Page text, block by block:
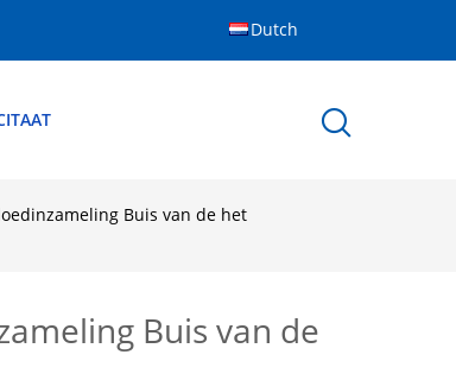
Dutch
Buis van de het
Buis van de